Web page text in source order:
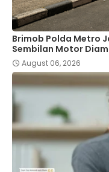
Brimob Polda Metro
Sembilan Motor
August 06, 2026